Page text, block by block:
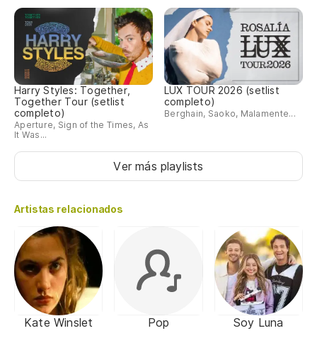
Harry Styles: Together,
Together Tour (setlist
completo)
Aperture, Sign of the Times, As
It Was...
LUX TOUR 2026 (setlist
completo)
Berghain, Saoko, Malamente...
Ver más playlists
Artistas relacionados
Kate Winslet Pop Soy Luna